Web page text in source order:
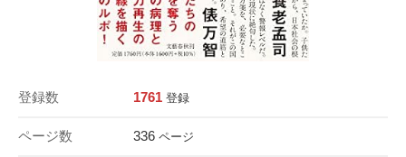
登録数 1761 登録
ページ数 336 ページ